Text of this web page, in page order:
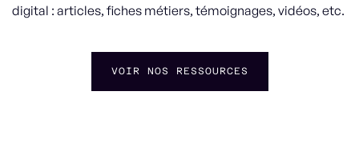
digital : articles, fiches métiers, témoignages, vidéos, etc.
VOIR NOS RESSOURCES